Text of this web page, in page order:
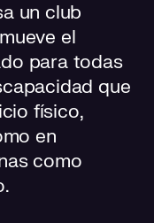
un club
el
para todas
que
físico,
en
como